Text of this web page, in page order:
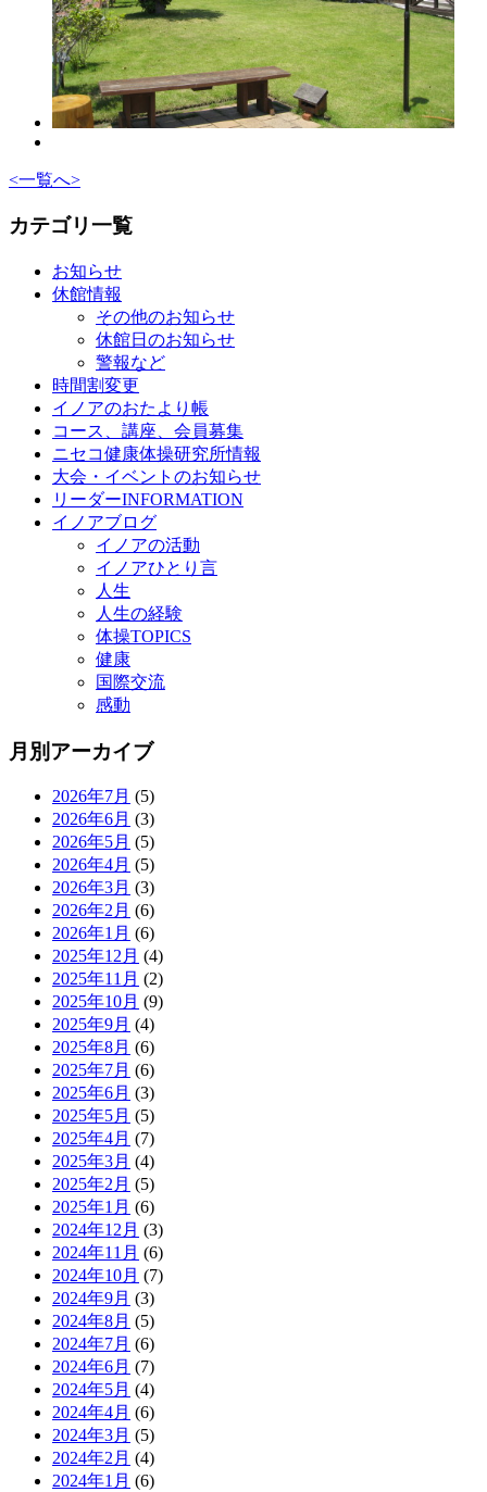
<一覧へ>
カテゴリ一覧
お知らせ
休館情報
その他のお知らせ
休館日のお知らせ
警報など
時間割変更
イノアのおたより帳
コース、講座、会員募集
ニセコ健康体操研究所情報
大会・イベントのお知らせ
リーダーINFORMATION
イノアブログ
イノアの活動
イノアひとり言
人生
人生の経験
体操TOPICS
健康
国際交流
感動
月別アーカイブ
2026年7月 (5)
2026年6月 (3)
2026年5月 (5)
2026年4月 (5)
2026年3月 (3)
2026年2月 (6)
2026年1月 (6)
2025年12月 (4)
2025年11月 (2)
2025年10月 (9)
2025年9月 (4)
2025年8月 (6)
2025年7月 (6)
2025年6月 (3)
2025年5月 (5)
2025年4月 (7)
2025年3月 (4)
2025年2月 (5)
2025年1月 (6)
2024年12月 (3)
2024年11月 (6)
2024年10月 (7)
2024年9月 (3)
2024年8月 (5)
2024年7月 (6)
2024年6月 (7)
2024年5月 (4)
2024年4月 (6)
2024年3月 (5)
2024年2月 (4)
2024年1月 (6)